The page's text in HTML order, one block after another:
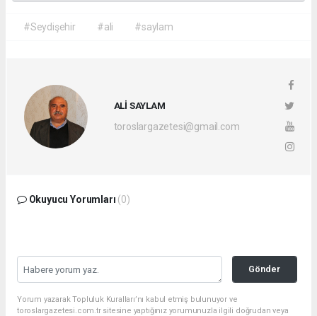
#Seydişehir #ali #saylam
ALİ SAYLAM
toroslargazetesi@gmail.com
Okuyucu Yorumları (0)
Gönder
Yorum yazarak Topluluk Kuralları’nı kabul etmiş bulunuyor ve
toroslargazetesi.com.tr sitesine yaptığınız yorumunuzla ilgili doğrudan veya